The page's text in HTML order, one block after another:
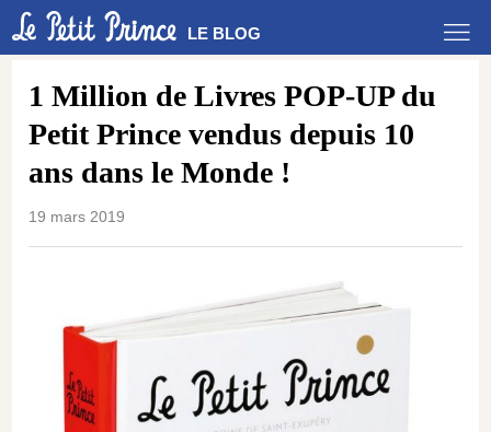
LE BLOG
1 Million de Livres POP-UP du
Petit Prince vendus depuis 10
ans dans le Monde !
19 mars 2019